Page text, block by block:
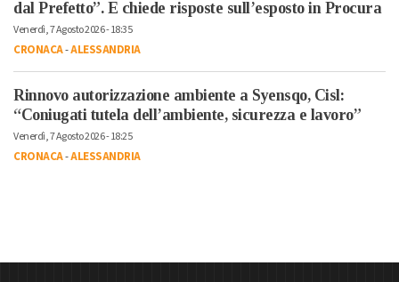
dal Prefetto”. E chiede risposte sull’esposto in Procura
Venerdì, 7 Agosto 2026 - 18:35
CRONACA-ALESSANDRIA
Rinnovo autorizzazione ambiente a Syensqo, Cisl:
“Coniugati tutela dell’ambiente, sicurezza e lavoro”
Venerdì, 7 Agosto 2026 - 18:25
CRONACA-ALESSANDRIA